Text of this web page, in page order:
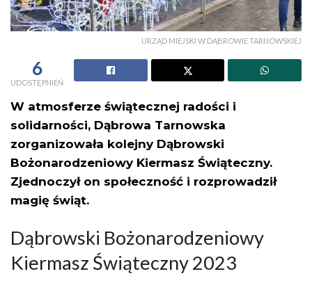
URZĄD MIEJSKI W DĄBROWIE TARNOWSKIEJ
6
UDOSTĘPNIEŃ
W atmosferze świątecznej radości i
solidarności, Dąbrowa Tarnowska
zorganizowała kolejny Dąbrowski
Bożonarodzeniowy Kiermasz Świąteczny.
Zjednoczył on społeczność i rozprowadził
magię świąt.
Dąbrowski Bożonarodzeniowy
Kiermasz Świąteczny 2023